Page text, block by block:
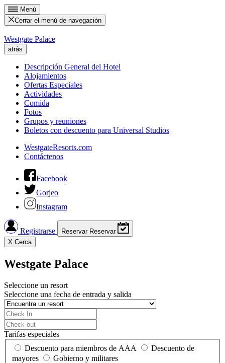
Menú
Cerrar el menú de navegación
Westgate Palace
atrás
Descripción General del Hotel
Alojamientos
Ofertas Especiales
Actividades
Comida
Fotos
Grupos y reuniones
Boletos con descuento para Universal Studios
WestgateResorts.com
Contáctenos
Facebook
Gorjeo
Instagram
Registrarse Reservar Reservar
X Cerca
Westgate Palace
Seleccione un resort
Seleccione una fecha de entrada y salida
Tarifas especiales
Descuento para miembros de AAA
Descuento de
mayores
Gobierno y militares